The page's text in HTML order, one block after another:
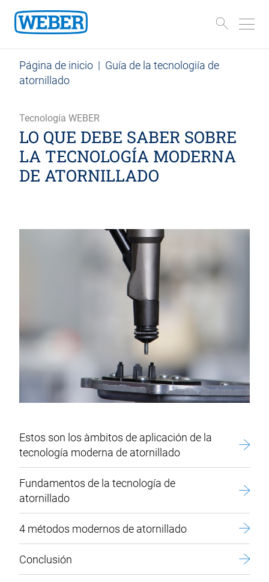
Página de inicio | Guía de la tecnologiía de
atornillado
Tecnología WEBER
LO QUE DEBE SABER SOBRE
LA TECNOLOGÍA MODERNA
DE ATORNILLADO
Estos son los àmbitos de aplicación de la
tecnología moderna de atornillado
Fundamentos de la tecnología de
atornillado
4 métodos modernos de atornillado
Conclusión